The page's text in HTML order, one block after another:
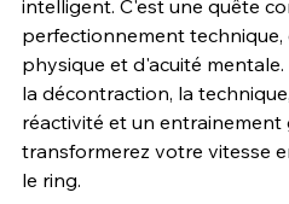
intelligent. C'est une quête
perfectionnement
physique et d'acuité
la décontraction, la
réactivité et un entrainement
transformerez votre vitesse
le ring.